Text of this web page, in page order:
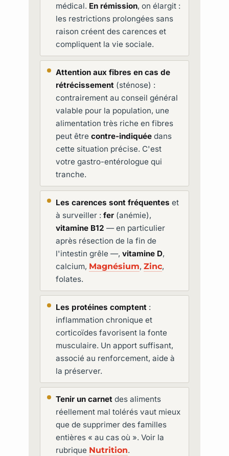
médical. En rémission, on élargit :
les restrictions prolongées sans
raison créent des carences et
compliquent la vie sociale.
Attention aux fibres en cas de
rétrécissement(sténose) :
contrairement au conseil général
valable pour la population, une
alimentation très riche en fibres
peut être contre-indiquéedans
cette situation précise. C'est
votre gastro-entérologue qui
tranche.
Les carences sont fréquentes et
à surveiller : fer(anémie),
vitamine B12 — en particulier
après résection de la fin de
l'intestin grêle —, vitamine D,
calcium, Magnésium, Zinc,
folates.
Les protéines comptent:
inflammation chronique et
corticoïdes favorisent la fonte
musculaire. Un apport suffisant,
associé au renforcement, aide à
la préserver.
Tenir un carnetdes aliments
réellement mal tolérés vaut mieux
que de supprimer des familles
entières « au cas où ». Voir la
rubrique Nutrition.